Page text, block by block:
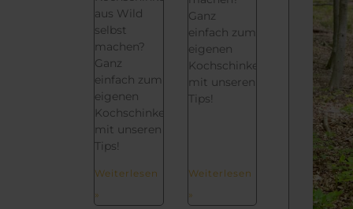
aus Wild
selbst
machen?
Ganz
einfach zum
eigenen
Kochschinken
mit unseren
Tips!
Weiterlesen
»
Ganz
einfach zum
eigenen
Kochschinken
mit unseren
Tips!
Weiterlesen
»